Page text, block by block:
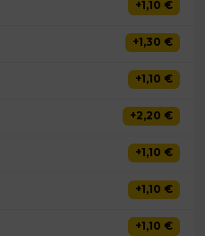
+1,10 €
+1,30 €
+1,10 €
+2,20 €
+1,10 €
+1,10 €
+1,10 €